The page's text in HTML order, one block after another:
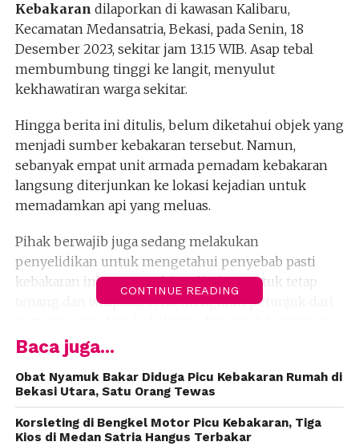
Kebakaran dilaporkan di kawasan Kalibaru,
Kecamatan Medansatria, Bekasi, pada Senin, 18
Desember 2023, sekitar jam 13.15 WIB. Asap tebal
membumbung tinggi ke langit, menyulut
kekhawatiran warga sekitar.
Hingga berita ini ditulis, belum diketahui objek yang
menjadi sumber kebakaran tersebut. Namun,
sebanyak empat unit armada pemadam kebakaran
langsung diterjunkan ke lokasi kejadian untuk
memadamkan api yang meluas.
Pihak berwajib juga sedang melakukan
penyelidikan untuk mengetahui penyebab pasti
kebakaran ini. Warga sekitar diminta untuk tetap
tenang dan waspada, serta mengikuti petunjuk dari
Kami akan terus memberikan informasi terkini
seiring berjalannya evakuasi dan upaya pemadaman
kebakaran di Kawasan Kalibaru, Bekasi.
Editor: Adi T
CONTINUE READING
Baca juga...
Obat Nyamuk Bakar Diduga Picu Kebakaran Rumah di
Bekasi Utara, Satu Orang Tewas
Korsleting di Bengkel Motor Picu Kebakaran, Tiga
Kios di Medan Satria Hangus Terbakar